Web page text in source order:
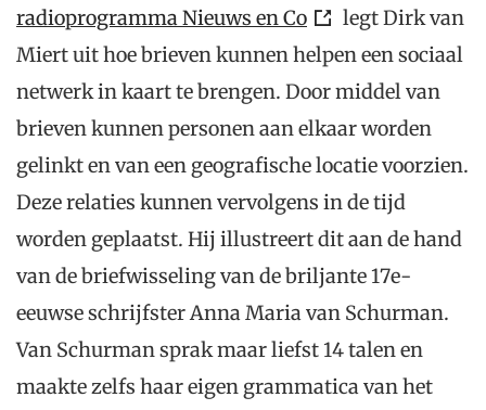
radioprogramma Nieuws en Co
legt Dirk van
Miert uit hoe brieven kunnen helpen een sociaal
netwerk in kaart te brengen. Door middel van
brieven kunnen personen aan elkaar worden
gelinkt en van een geografische locatie voorzien.
Deze relaties kunnen vervolgens in de tijd
worden geplaatst. Hij illustreert dit aan de hand
van de briefwisseling van de briljante 17e-
eeuwse schrijfster Anna Maria van Schurman.
Van Schurman sprak maar liefst 14 talen en
maakte zelfs haar eigen grammatica van het